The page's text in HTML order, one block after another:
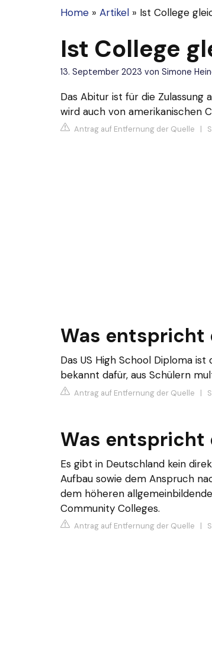
Home » Artikel » Ist College
Ist College
13. September 2023 von Simone
Das Abitur ist für die
wird auch von amerikanischen
Antrag auf Entfernung der Quelle |
Was entspricht
Das US High School Diploma
bekannt dafür, aus Schülern
Antrag auf Entfernung der Quelle |
Was entspricht
Es gibt in Deutschland kein
Aufbau sowie dem Anspruch
dem höheren
Community Colleges.
Antrag auf Entfernung der Quelle |